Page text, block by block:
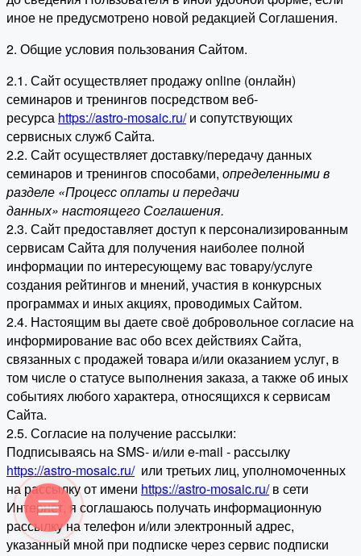
иное не предусмотрено новой редакцией Соглашения.
2. Общие условия пользования Сайтом.
2.1. Сайт осуществляет продажу online (онлайн)
семинаров и тренингов посредством веб-
ресурса https://astro-mosaic.ru/и сопутствующих
сервисных служб Сайта.
2.2. Сайт осуществляет доставку/передачу данных
семинаров и тренингов способами, определенными в
разделе «Процесс оплаты и передачи
данных» настоящего Соглашения.
2.3. Сайт предоставляет доступ к персонализированным
сервисам Сайта для получения наиболее полной
информации по интересующему вас товару/услуге
создания рейтингов и мнений, участия в конкурсных
программах и иных акциях, проводимых Сайтом.
2.4. Настоящим вы даете своё добровольное согласие на
информирование вас обо всех действиях Сайта,
связанных с продажей товара и/или оказанием услуг, в
том числе о статусе выполнения заказа, а также об иных
событиях любого характера, относящихся к сервисам
Сайта.
2.5. Согласие на получение рассылки:
Подписываясь на SMS- и/или e-mail - рассылку
https://astro-mosaic.ru/или третьих лиц, уполномоченных
на рассылку от имени https://astro-mosaic.ru/в сети
Интернет, я соглашаюсь получать информационную
рассылку на телефон и/или электронный адрес,
указанный мной при подписке через сервис подписки